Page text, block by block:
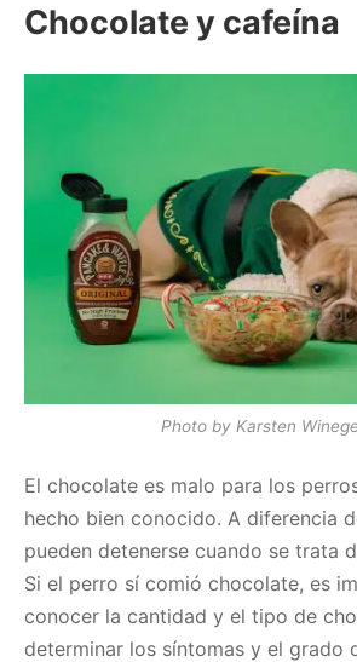
Chocolate y cafeína
Photo by Karsten
El chocolate es malo para los
hecho bien conocido. A diferencia
pueden detenerse cuando se trata
Si el perro sí comió chocolate, es
conocer la cantidad y el tipo de
determinar los síntomas y el grado